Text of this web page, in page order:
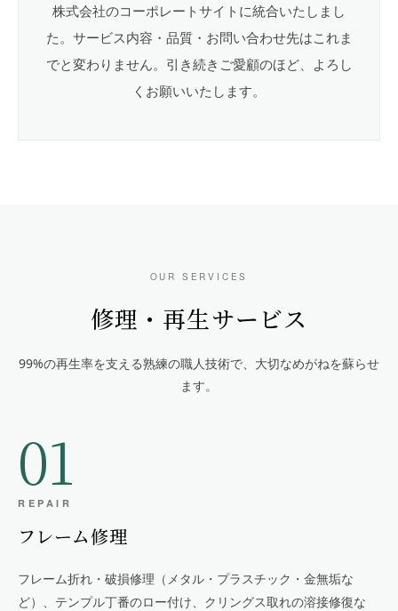
株式会社のコーポレートサイトに統合いたしまし
た。サービス内容・品質・お問い合わせ先はこれま
でと変わりません。引き続きご愛顧のほど、よろし
くお願いいたします。
OUR SERVICES
修理・再生サービス
99%の再生率を支える熟練の職人技術で、大切なめがねを蘇らせ
ます。
01
REPAIR
フレーム修理
フレーム折れ・破損修理（メタル・プラスチック・金無垢な
ど）、テンプル丁番のロー付け、クリングス取れの溶接修復な